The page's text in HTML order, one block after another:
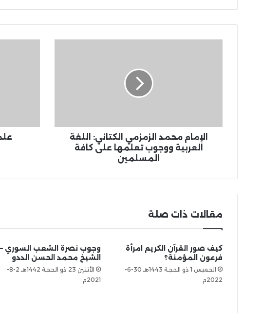
الإمام محمد الزمزمي الكتاني: اللغة
العربية ووجوب تعلمها على كافة
المسلمين
مقالات ذات صلة
كيف صور القرآن الكريم امرأة
فرعون المؤمنة؟
الخميس 1 ذو الحجة 1443هـ 30-6-
2022م
وجوب نصرة الشعب السوري –
الشيخ محمد الحسن الددو
الأثنين 23 ذو الحجة 1442هـ 2-8-
2021م